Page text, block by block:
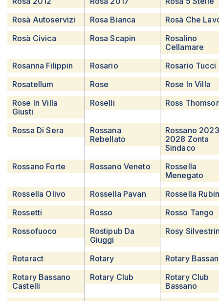
Rosà Autoservizi
Rosa Bianca
Rosà Che
Rosà Civica
Rosa Scapin
Rosalino
Cellamare
Rosanna Filippin
Rosario
Rosario Tucci
Rosatellum
Rose
Rose In Villa
Rose In Villa
Giusti
Roselli Ross
Rossa Di Sera
Rossana
Rebellato
Rossano
2028 Zonta
Sindaco
Rossano Forte
Rossano Veneto
Rossella
Menegato
Rossella Olivo
Rossella Pavan
Rossella
Rossetti
Rosso
Rosso Tango
Rossofuoco
Rostipub Da
Giuggi
Rosy
Rotaract Rotary
Rotary
Rotary Bassano
Castelli
Rotary Club
Rotary Club
Bassano